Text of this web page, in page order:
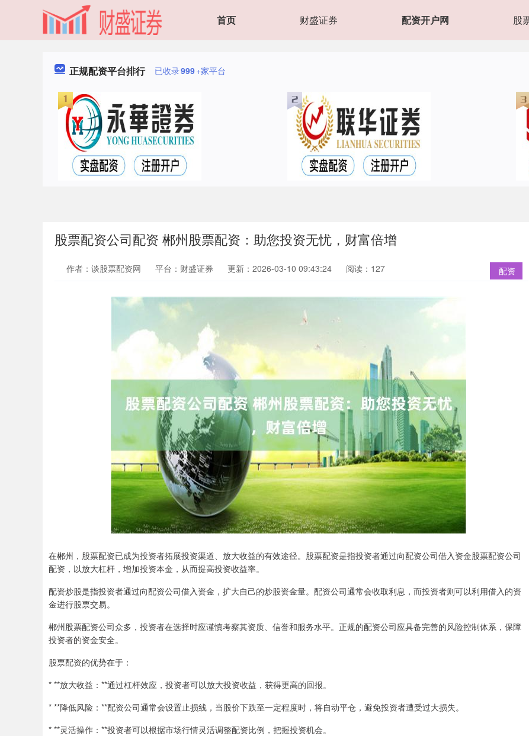
首页 财盛证券 配资开户网 股
正规配资平台排行 已收录999+家平台
股票配资公司配资 郴州股票配资：助您投资无忧，财富倍增
配资
作者：谈股票配资网 平台：财盛证券 更新：2026-03-10 09:43:24 阅读：127
在郴州，股票配资已成为投资者拓展投资渠道、放大收益的有效途径。股票配资是指投资者通过向配资公司借入资金股票配资公司
配资，以放大杠杆，增加投资本金，从而提高投资收益率。
配资炒股是指投资者通过向配资公司借入资金，扩大自己的炒股资金量。配资公司通常会收取利息，而投资者则可以利用借入的资
金进行股票交易。
郴州股票配资公司众多，投资者在选择时应谨慎考察其资质、信誉和服务水平。正规的配资公司应具备完善的风险控制体系，保障
投资者的资金安全。
股票配资的优势在于：
* **放大收益：**通过杠杆效应，投资者可以放大投资收益，获得更高的回报。
* **降低风险：**配资公司通常会设置止损线，当股价下跌至一定程度时，将自动平仓，避免投资者遭受过大损失。
* **灵活操作：**投资者可以根据市场行情灵活调整配资比例，把握投资机会。